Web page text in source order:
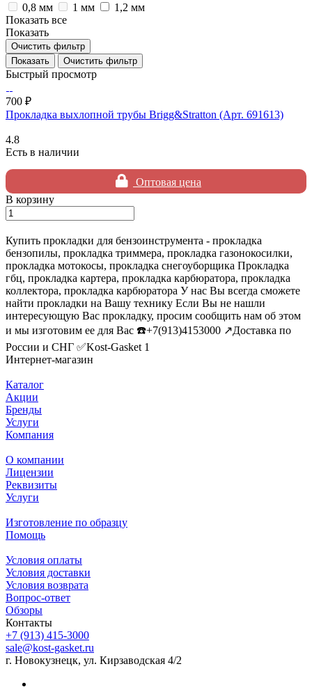
0,8 мм
1 мм
1,2 мм
Показать все
Показать
Очистить фильтр
Очистить фильтр
Быстрый просмотр
700 ₽
Прокладка выхлопной трубы Brigg&Stratton (Арт. 691613)
4.8
Есть в наличии
Оптовая цена
В корзину
Купить прокладки для бензоинструмента - прокладка
бензопилы, прокладка триммера, прокладка газонокосилки,
прокладка мотокосы, прокладка снегоуборщика Прокладка
гбц, прокладка картера, прокладка карбюратора, прокладка
коллектора, прокладка карбюратора У нас Вы всегда сможете
найти прокладки на Вашу технику Если Вы не нашли
интересующую Вас прокладку, просим сообщить нам об этом
и мы изготовим ее для Вас ☎️+7(913)4153000 ↗️Доставка по
России и СНГ ✅Kost-Gasket 1
Интернет-магазин
Каталог
Акции
Бренды
Услуги
Компания
О компании
Лицензии
Реквизиты
Услуги
Изготовление по образцу
Помощь
Условия оплаты
Условия доставки
Условия возврата
Вопрос-ответ
Обзоры
Контакты
+7 (913) 415-3000
sale@kost-gasket.ru
г. Новокузнецк, ул. Кирзаводская 4/2